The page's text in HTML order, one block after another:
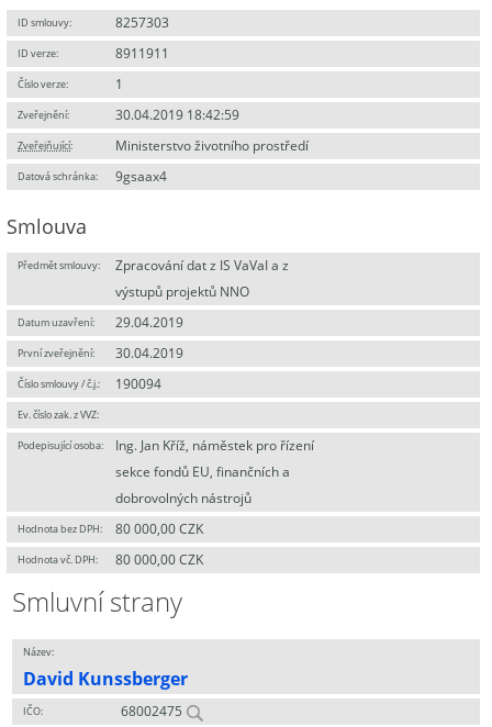
ID smlouvy: 8257303
ID verze: 8911911
Číslo verze: 1
Zveřejnění: 30.04.2019 18:42:59
Zveřejňující: Ministerstvo životního prostředí
Datová schránka: 9gsaax4
Smlouva
Předmět smlouvy:
Zpracování dat z IS VaVaI a z
výstupů projektů NNO
Datum uzavření: 29.04.2019
První zveřejnění: 30.04.2019
Číslo smlouvy / č.j.: 190094
Ev. číslo zak. z VVZ:
Podepisující osoba:
Ing. Jan Kříž, náměstek pro řízení
sekce fondů EU, finančních a
dobrovolných nástrojů
Hodnota bez DPH: 80 000,00 CZK
Hodnota vč. DPH: 80 000,00 CZK
Smluvní strany
Název:
David Kunssberger
IČO: 68002475